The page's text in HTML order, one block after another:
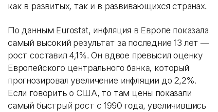
как в развитых, так и в развивающихся странах.
По данным Eurostat, инфляция в Европе показала
самый высокий результат за последние 13 лет —
рост составил 4,1%. Он вдвое превысил оценку
Европейского центрального банка, который
прогнозировал увеличение инфляции до 2,2%.
Если говорить о США, то там цены показали
самый быстрый рост с 1990 года, увеличившись